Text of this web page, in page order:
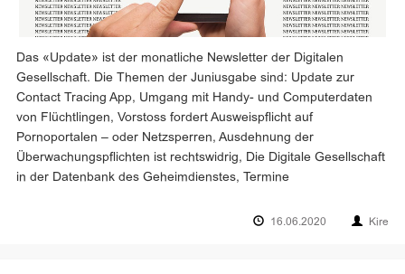
Das «Update» ist der monatliche Newsletter der Digitalen
Gesellschaft. Die Themen der Juniusgabe sind: Update zur
Contact Tracing App, Umgang mit Handy- und Computerdaten
von Flüchtlingen, Vorstoss fordert Ausweispflicht auf
Pornoportalen – oder Netzsperren, Ausdehnung der
Überwachungspflichten ist rechtswidrig, Die Digitale Gesellschaft
in der Datenbank des Geheimdienstes, Termine
16.06.2020 Kire